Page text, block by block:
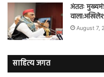
अंततः
August 7,
साहित्य जगत